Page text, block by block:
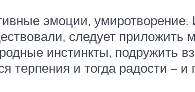
эмоции,
следует приложить
инстинкты, подружить
и тогда радости – и